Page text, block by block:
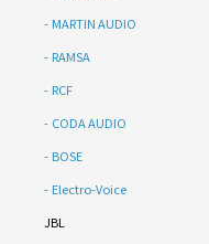
MARTIN AUDIO
RAMSA
RCF
CODA AUDIO
BOSE
Electro-Voice
JBL